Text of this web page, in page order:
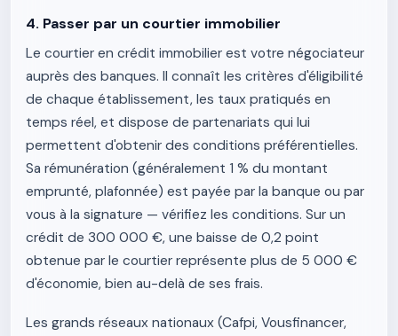
4. Passer par un courtier immobilier
Le courtier en crédit immobilier est votre négociateur
auprès des banques. Il connaît les critères d'éligibilité
de chaque établissement, les taux pratiqués en
temps réel, et dispose de partenariats qui lui
permettent d'obtenir des conditions préférentielles.
Sa rémunération (généralement 1 % du montant
emprunté, plafonnée) est payée par la banque ou par
vous à la signature — vérifiez les conditions. Sur un
crédit de 300 000 €, une baisse de 0,2 point
obtenue par le courtier représente plus de 5 000 €
d'économie, bien au-delà de ses frais.
Les grands réseaux nationaux (Cafpi, Vousfinancer,